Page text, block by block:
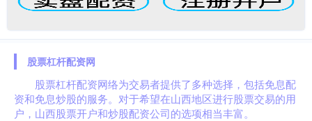
股票杠杆配资网
股票杠杆配资网络为交易者提供了多种选择，包括免息配
资和免息炒股的服务。对于希望在山西地区进行股票交易的用
户，山西股票开户和炒股配资公司的选项相当丰富。